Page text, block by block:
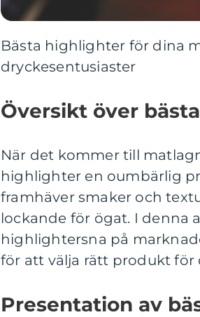
Bästa highlighter för dina
dryckesentusiaster
Översikt över
När det kommer till
highlighter en oumbärlig
framhäver smaker och
lockande för ögat. I denna
highlightersna på
för att välja rätt produkt för
Presentation av